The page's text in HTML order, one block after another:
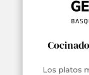
Los platos